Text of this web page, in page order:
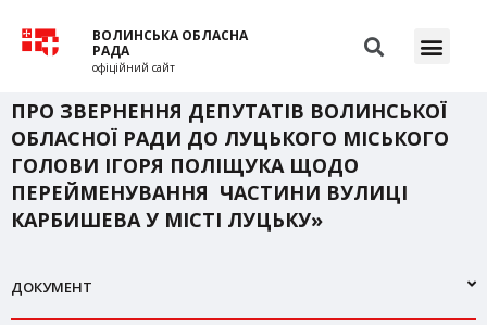
ВОЛИНСЬКА ОБЛАСНА
РАДА
офіційний сайт
ПРО ЗВЕРНЕННЯ ДЕПУТАТІВ ВОЛИНСЬКОЇ
ОБЛАСНОЇ РАДИ ДО ЛУЦЬКОГО МІСЬКОГО
ГОЛОВИ ІГОРЯ ПОЛІЩУКА ЩОДО
ПЕРЕЙМЕНУВАННЯ ЧАСТИНИ ВУЛИЦІ
КАРБИШЕВА У МІСТІ ЛУЦЬКУ»
ДОКУМЕНТ